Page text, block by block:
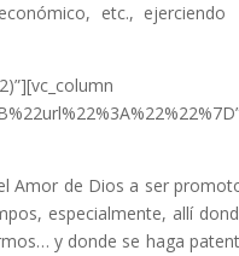
etc.,
Amor de Dios a ser
especialmente, allí
y donde se haga